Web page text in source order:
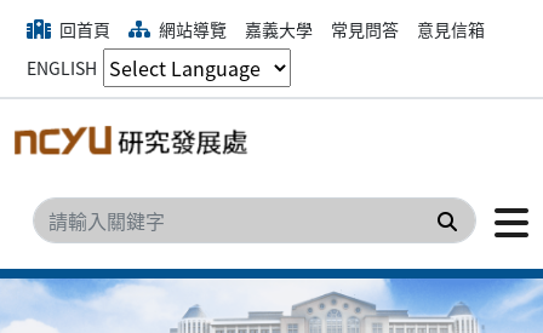
回首頁 網站導覽 嘉義大學 常見問答
意見信箱
ENGLISH
搜尋